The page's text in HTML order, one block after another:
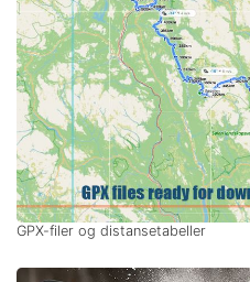
GPX-filer og distansetabeller